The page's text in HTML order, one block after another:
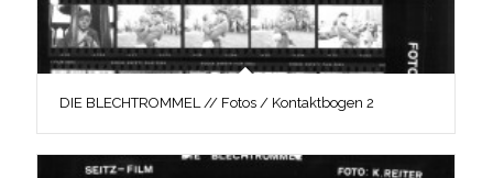
DIE BLECHTROMMEL // Fotos / Kontaktbogen 2